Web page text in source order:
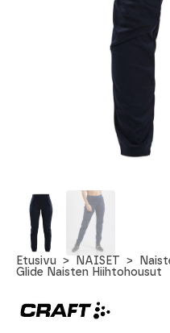
Etusivu NAISET
Glide Naisten Hiihtohousut